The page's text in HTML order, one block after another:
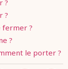
?
?
fermer ?
?
le porter ?